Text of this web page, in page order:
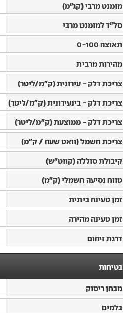
מומנט מרבי (קג"מ)
סל"ד למומנט מרבי
תאוצה 0-100
מהירות מרבית
צריכת דלק - עירונית (ק"מ/ליטר)
צריכת דלק - בינעירונית (ק"מ/ליטר)
צריכת דלק - ממוצעת (ק"מ/ליטר)
צריכת חשמל (וואט שעה / ק"מ)
קיבולת סוללה (קווט"ש)
טווח נסיעה חשמלי (ק"מ)
זמן טעינה ביתית
זמן טעינה מהירה
דרגת זיהום
בטיחות
מבחן ריסוק
בלמים